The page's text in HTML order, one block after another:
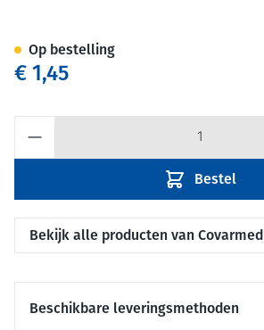
€ 1,45
Bestel
Op bestelling
Bekijk alle producten van Covarmed
Beschikbare leveringsmethoden